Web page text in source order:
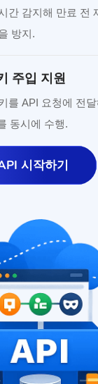
간 감지해 만료 전
방지.
주입 지원
를 API 요청에 전
동시에 수행.
시작하기